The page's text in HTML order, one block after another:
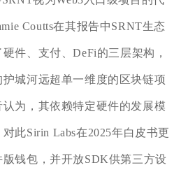
Coutts在其报告中SRNT生态
件、支付、DeFi的三层架构，
城河远超单一维度的区块链项
为，其依赖特定硬件的发展模
此Sirin Labs在2025年白皮书更
钱包，并开放SDK供第三方设